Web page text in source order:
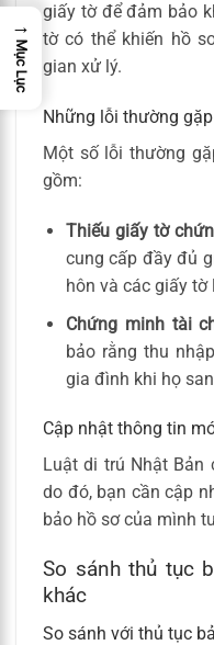
giấy tờ để đảm bảo
tờ có thể khiến hồ
gian xử lý.
Những lỗi thường
Một số lỗi thường
gồm:
Thiếu giấy tờ
cung cấp đầy đủ
hôn và các giấy tờ
Chứng minh tài
bảo rằng thu
gia đình khi họ
Cập nhật thông tin
Luật di trú Nhật Bản
do đó, bạn cần cập
bảo hồ sơ của mình
So sánh thủ tục
khác
So sánh với thủ tục
→
Mục Lục